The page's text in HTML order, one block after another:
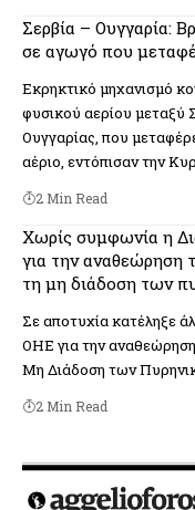
Σερβία – Ουγγαρία:
σε αγωγό που
Εκρηκτικό μηχανισμό
φυσικού αερίου μεταξύ
Ουγγαρίας, που
αέριο, εντόπισαν την
2 Min Read
Χωρίς συμφωνία η
για την αναθεώρηση
τη μη διάδοση των
Σε αποτυχία κατέληξε
ΟΗΕ για την
Μη Διάδοση των
2 Min Read